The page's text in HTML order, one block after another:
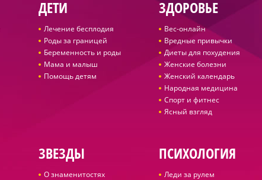
ДЕТИ
Лечение бесплодия
Роды за границей
Беременность и роды
Мама и малыш
Помощь детям
ЗДОРОВЬЕ
Вес-онлайн
Вредные привычки
Диеты для похудения
Женские болезни
Женский календарь
Народная медицина
Спорт и фитнес
Ясный взгляд
ЗВЕЗДЫ
О знаменитостях
ПСИХОЛОГИЯ
Леди за рулем